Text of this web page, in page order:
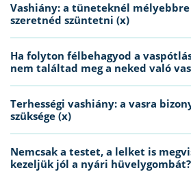
Vashiány: a tüneteknél
szeretnéd szüntetni (x)
Ha folyton félbehagyod a
nem találtad meg a neked való
Terhességi vashiány: a vasra
szüksége (x)
Nemcsak a testet, a lelket is
kezeljük jól a nyári